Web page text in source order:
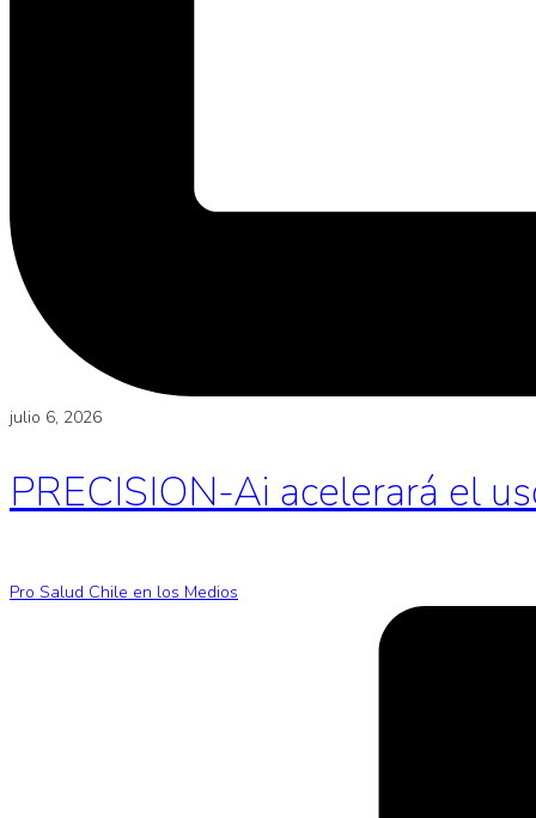
julio 6, 2026
PRECISION-Ai acelerará el
Pro Salud Chile en los Medios